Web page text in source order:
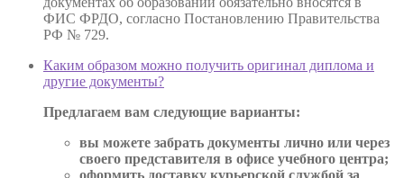
ФИС ФРДО, согласно Постановлению Правительства
РФ № 729.
Каким образом можно получить оригинал диплома и
другие документы?
Предлагаем вам следующие варианты:
вы можете забрать документы лично или через
своего представителя в офисе учебного центра;
оформить доставку курьерской службой за